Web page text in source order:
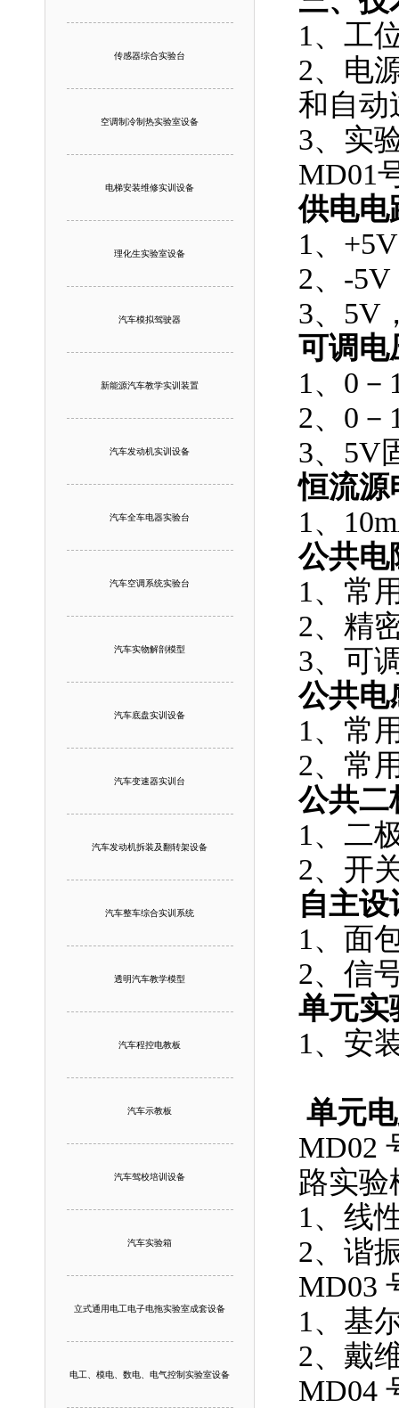
传感器综合实验台
空调制冷制热实验室设备
电梯安装维修实训设备
理化生实验室设备
汽车模拟驾驶器
新能源汽车教学实训装置
汽车发动机实训设备
汽车全车电器实验台
汽车空调系统实验台
汽车实物解剖模型
汽车底盘实训设备
汽车变速器实训台
汽车发动机拆装及翻转架设备
汽车整车综合实训系统
透明汽车教学模型
汽车程控电教板
汽车示教板
汽车驾校培训设备
汽车实验箱
立式通用电工电子电拖实验室成套设备
电工、模电、数电、电气控制实验室设备
1、工
2、电
和自动
3、实
MD01
供电电
1、
2、-
3、5V
可调电
1、0
2、0
3、5V
恒流源
1、
公共电
1、常
2、精
3、可
公共电
1、常
2、常
公共二
1、二
2、开
自主
1、面
2、信
单元实
1、安
单元
MD02
路
1、线
2、谐
MD03
1、基
2、戴
MD04